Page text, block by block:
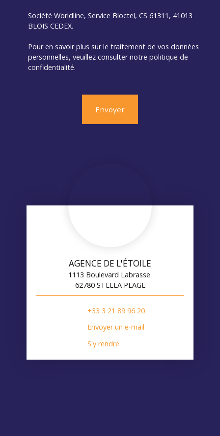
Société Worldline, Service Bloctel, CS 61311, 41013
BLOIS CEDEX.
Pour en savoir plus sur le traitement de vos données
personnelles, veuillez consulter notre politique de
confidentialité.
Envoyer
AGENCE DE L'ÉTOILE
1113 Boulevard Labrasse
62780 STELLA PLAGE
+33 3 21 89 96 20
Envoyer un e-mail
S'y rendre